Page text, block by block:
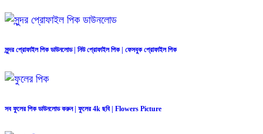
সুন্দর প্রোফাইল পিক ডাউনলোড | নিউ প্রোফাইল পিক | ফেসবুক প্রোফাইল পিক
সব ফুলের পিক ডাউনলোড করুন | ফুলের 4k ছবি | Flowers Picture